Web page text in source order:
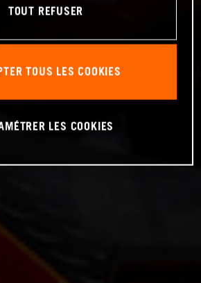
TOUT REFUSER
TOUS LES COOKIES
LES COOKIES